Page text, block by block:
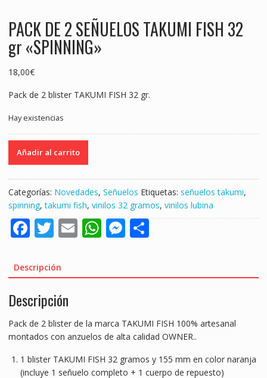
PACK DE 2 SEÑUELOS TAKUMI FISH 32
gr «SPINNING»
18,00€
Pack de 2 blister TAKUMI FISH 32 gr.
Hay existencias
DE
TAKUMI
FISH
32
gr
cantidad
Añadir al carrito
Categorías: Novedades, Señuelos Etiquetas: señuelos takumi,
spinning,takumi fish, vinilos 32 gramos, vinilos lubina
F
e
b
o
o
k
T
itt
er
E
l
W
s
p
p
M
e
g
er
S
e
Descripción
Descripción
Pack de 2 blister de la marca TAKUMI FISH 100% artesanal
montados con anzuelos de alta calidad OWNER..
1 blister TAKUMI FISH 32 gramos y 155 mm en color naranja
(incluye 1 señuelo completo + 1 cuerpo de repuesto)